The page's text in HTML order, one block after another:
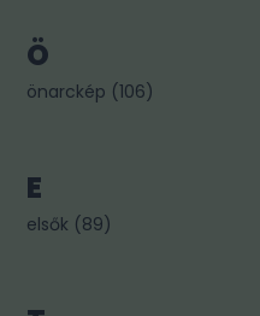
Ö
önarckép (106)
E
elsők (89)